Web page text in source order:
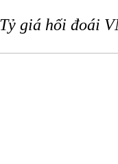
Tỷ giá hối đoái